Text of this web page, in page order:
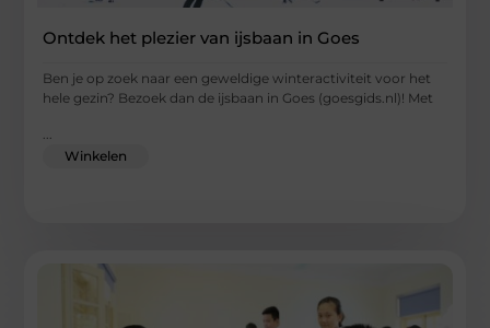
Ontdek het plezier van ijsbaan in Goes
Ben je op zoek naar een geweldige winteractiviteit voor het
hele gezin? Bezoek dan de ijsbaan in Goes (goesgids.nl)! Met
Winkelen